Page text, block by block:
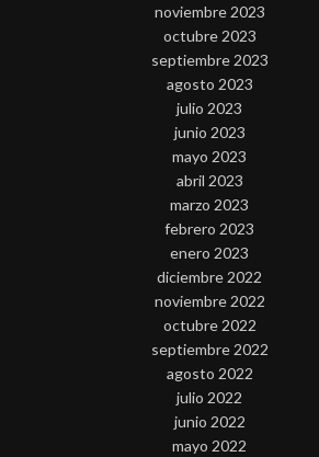
noviembre 2023
octubre 2023
septiembre 2023
agosto 2023
julio 2023
junio 2023
mayo 2023
abril 2023
marzo 2023
febrero 2023
enero 2023
diciembre 2022
noviembre 2022
octubre 2022
septiembre 2022
agosto 2022
julio 2022
junio 2022
mayo 2022